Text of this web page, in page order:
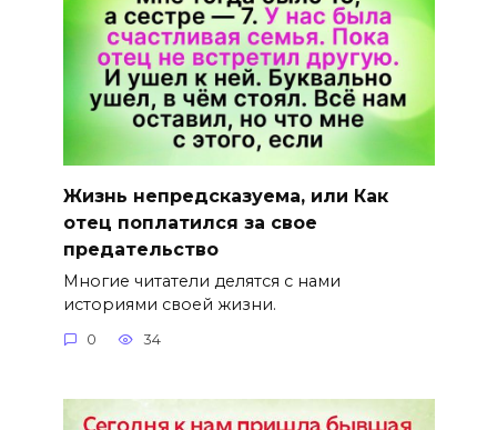
Жизнь непредсказуема, или Как
отец поплатился за свое
предательство
Многие читатели делятся с нами
историями своей жизни.
0 34